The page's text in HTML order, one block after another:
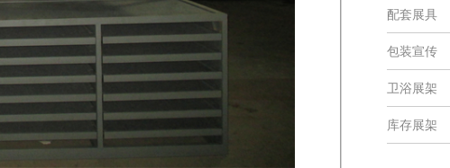
配套展具
包装宣传
卫浴展架
库存展架